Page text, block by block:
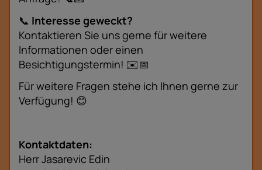
📞 Interesse geweckt?
Kontaktieren Sie uns gerne für weitere
Informationen oder einen
Besichtigungstermin! ✉️📅
Für weitere Fragen stehe ich Ihnen gerne zur
Verfügung! 😊
Kontaktdaten:
Herr Jasarevic Edin